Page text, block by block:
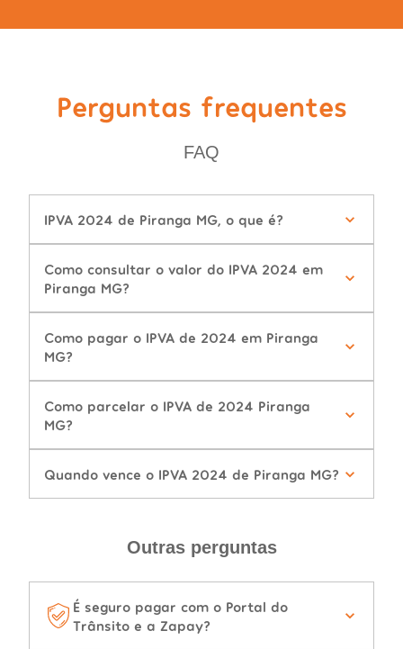
Perguntas frequentes
FAQ
IPVA 2024 de Piranga MG, o que é?
Como consultar o valor do IPVA 2024 em
Piranga MG?
Como pagar o IPVA de 2024 em Piranga
MG?
Como parcelar o IPVA de 2024 Piranga
MG?
Quando vence o IPVA 2024 de Piranga MG?
Outras perguntas
É seguro pagar com o Portal do
Trânsito e a Zapay?